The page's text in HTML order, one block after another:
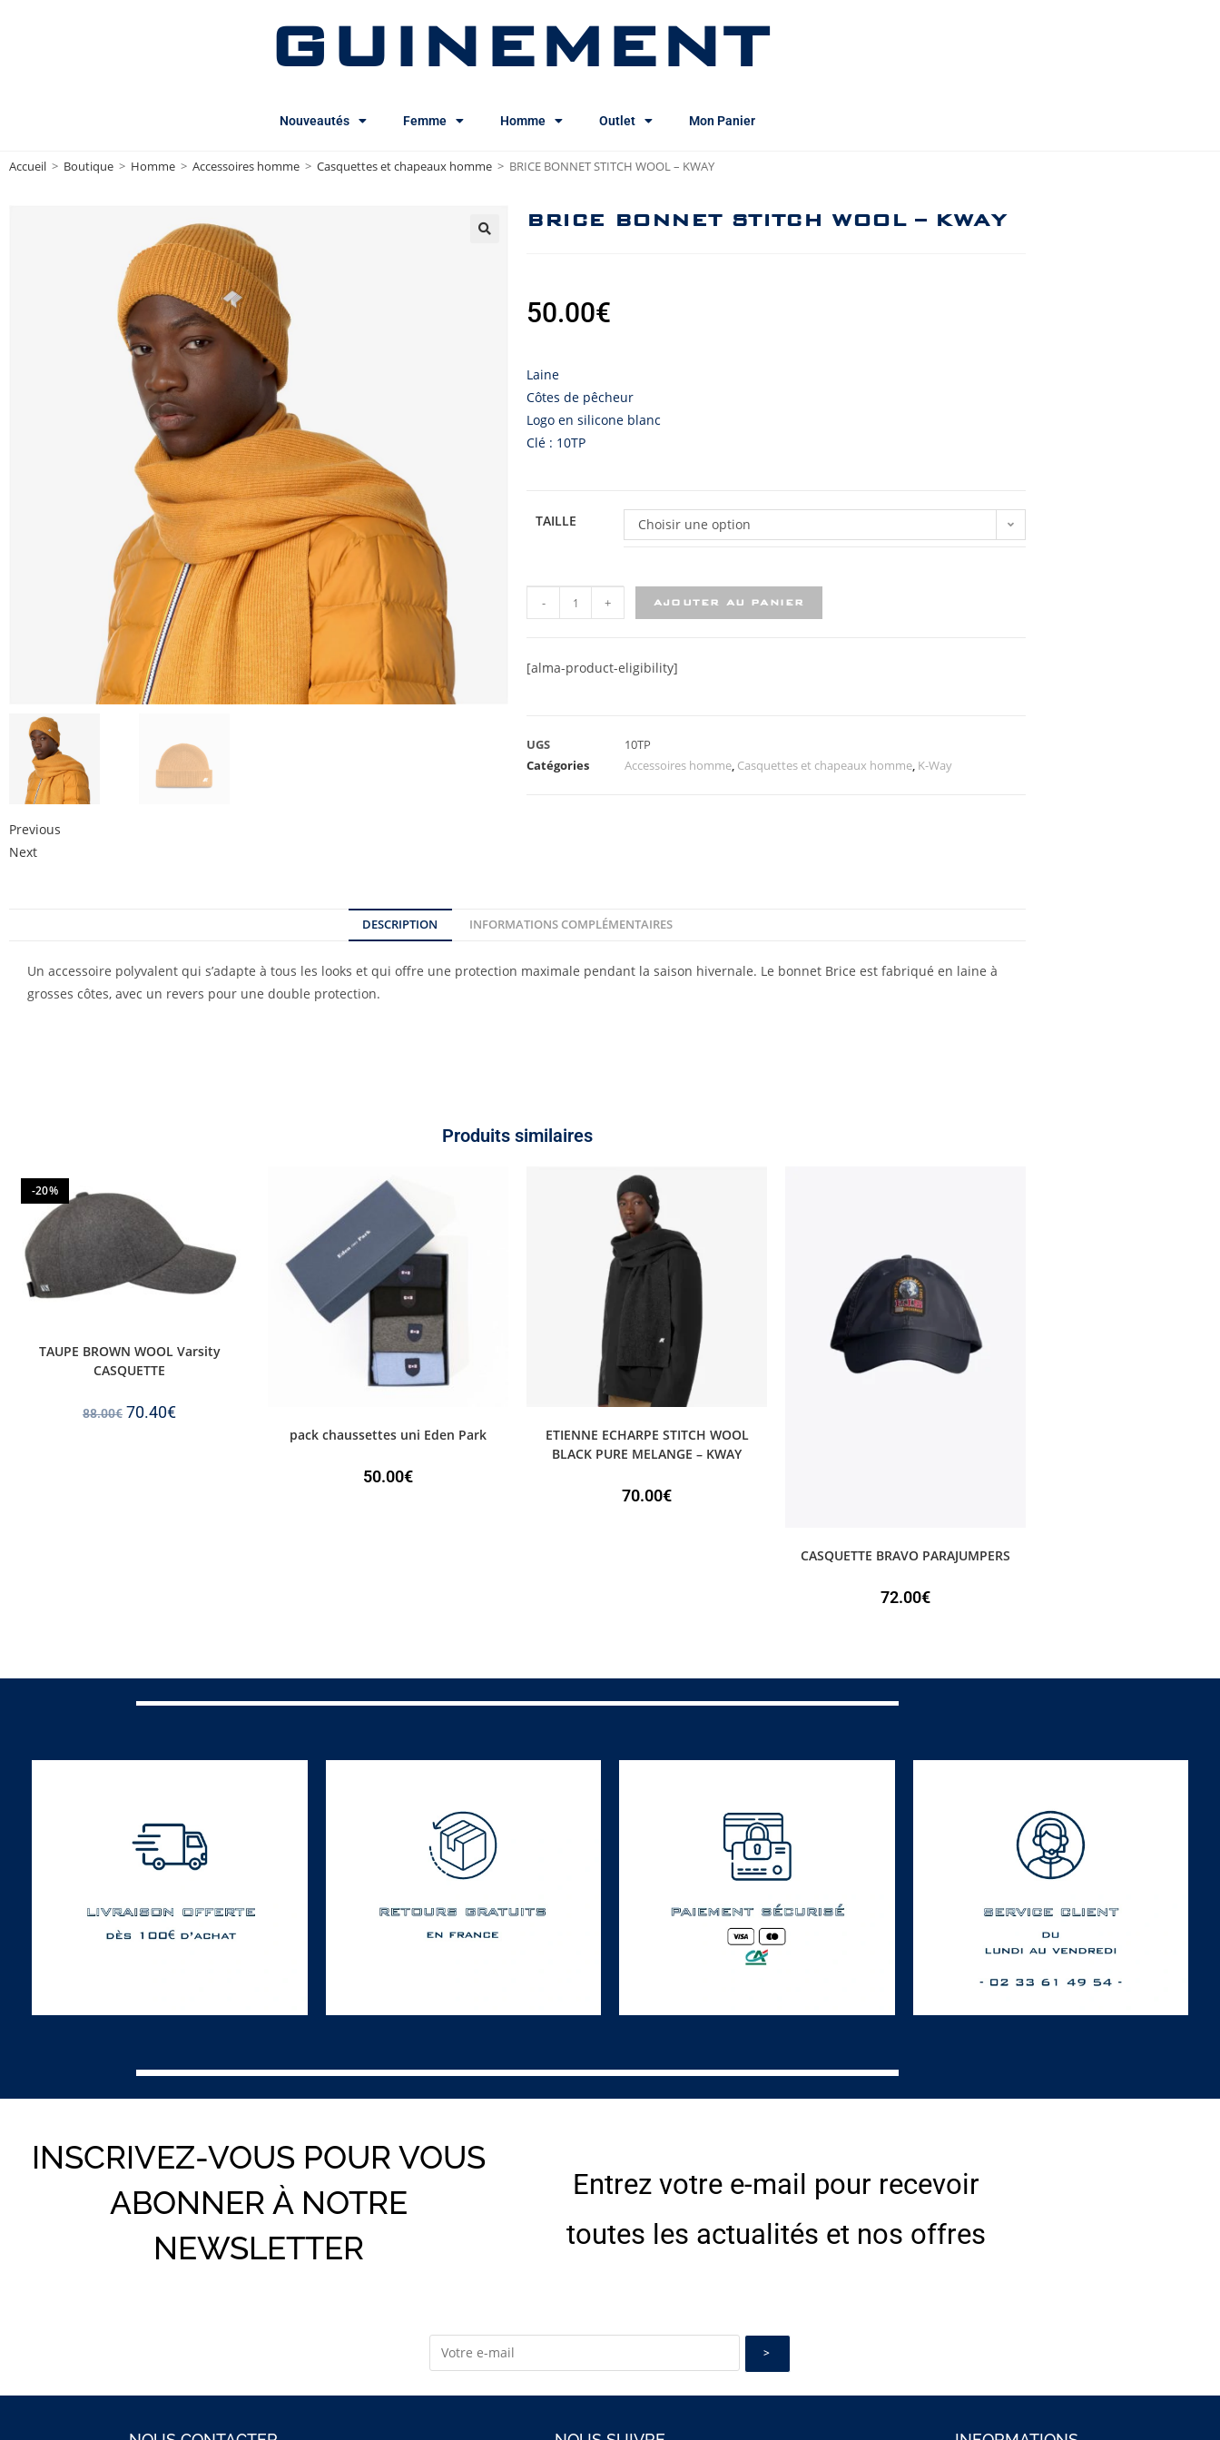
GUINEMENT
Nouveautés Femme Homme Outlet Mon Panier
Accueil > Boutique > Homme > Accessoires homme > Casquettes et chapeaux homme > BRICE BONNET STITCH WOOL – KWAY
Previous
Next
BRICE BONNET STITCH WOOL – KWAY
50.00€
Laine
Côtes de pêcheur
Logo en silicone blanc
Clé : 10TP
TAILLE Choisir une option
- + AJOUTER AU PANIER
[alma-product-eligibility]
UGS
10TP
Catégories
Accessoires homme, Casquettes et chapeaux homme, K-Way
DESCRIPTION INFORMATIONS COMPLÉMENTAIRES
Un accessoire polyvalent qui s’adapte à tous les looks et qui offre une protection maximale pendant la saison hivernale. Le bonnet Brice est fabriqué en laine à
grosses côtes, avec un revers pour une double protection.
Produits similaires
-20%
TAUPE BROWN WOOL Varsity
CASQUETTE
88.00€ 70.40€
pack chaussettes uni Eden Park
50.00€
ETIENNE ECHARPE STITCH WOOL
BLACK PURE MELANGE – KWAY
70.00€
CASQUETTE BRAVO PARAJUMPERS
72.00€
INSCRIVEZ-VOUS POUR VOUS
ABONNER À NOTRE
NEWSLETTER
Entrez votre e-mail pour recevoir
toutes les actualités et nos offres